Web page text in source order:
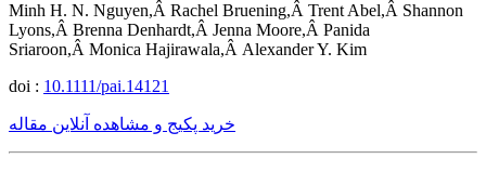
Minh H. N. Nguyen,Â Rachel Bruening,Â Trent Abel,Â Shannon
Lyons,Â Brenna Denhardt,Â Jenna Moore,Â Panida
Sriaroon,Â Monica Hajirawala,Â Alexander Y. Kim
doi : 10.1111/pai.14121
خرید پکیج و مشاهده آنلاین مقاله